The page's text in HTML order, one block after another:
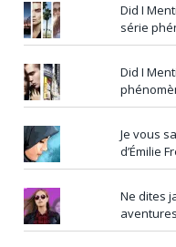
Did I
série
Did I
Je vous
d’Émilie
Ne dites